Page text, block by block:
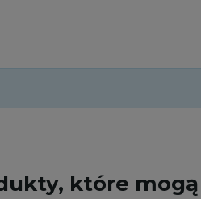
które mogą